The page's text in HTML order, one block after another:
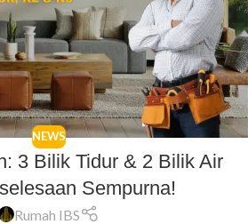
NEWS
3 Bilik Tidur & 2 Bilik Air
Sempurna!
Rumah IBS